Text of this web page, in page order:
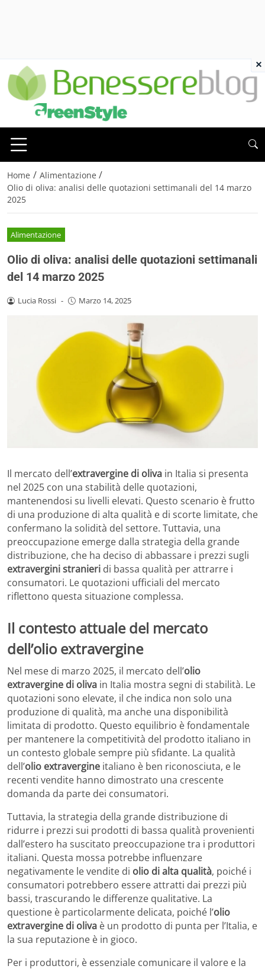
Home / Alimentazione /
Olio di oliva: analisi delle quotazioni settimanali del 14 marzo
2025
Alimentazione
Olio di oliva: analisi delle quotazioni settimanali
del 14 marzo 2025
Lucia Rossi - Marzo 14, 2025
Il mercato dell’extravergine di oliva in Italia si presenta
nel 2025 con una stabilità delle quotazioni,
mantenendosi su livelli elevati. Questo scenario è frutto
di una produzione di alta qualità e di scorte limitate, che
confermano la solidità del settore. Tuttavia, una
preoccupazione emerge dalla strategia della grande
distribuzione, che ha deciso di abbassare i prezzi sugli
extravergini stranieri di bassa qualità per attrarre i
consumatori. Le quotazioni ufficiali del mercato
riflettono questa situazione complessa.
Il contesto attuale del mercato
dell’olio extravergine
Nel mese di marzo 2025, il mercato dell’olio
extravergine di oliva in Italia mostra segni di stabilità. Le
quotazioni sono elevate, il che indica non solo una
produzione di qualità, ma anche una disponibilità
limitata di prodotto. Questo equilibrio è fondamentale
per mantenere la competitività del prodotto italiano in
un contesto globale sempre più sfidante. La qualità
dell’olio extravergine italiano è ben riconosciuta, e le
recenti vendite hanno dimostrato una crescente
domanda da parte dei consumatori.
Tuttavia, la strategia della grande distribuzione di
ridurre i prezzi sui prodotti di bassa qualità provenienti
dall’estero ha suscitato preoccupazione tra i produttori
italiani. Questa mossa potrebbe influenzare
negativamente le vendite di olio di alta qualità, poiché i
consumatori potrebbero essere attratti dai prezzi più
bassi, trascurando le differenze qualitative. La
questione è particolarmente delicata, poiché l’olio
extravergine di oliva è un prodotto di punta per l’Italia, e
la sua reputazione è in gioco.
Per i produttori, è essenziale comunicare il valore e la
×